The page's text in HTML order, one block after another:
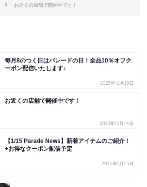
お近くの店舗で開催中です！
毎月8のつく日はパレードの日！全品10％オフク
ーポン配信いたします♪
2023年12月18日
お近くの店舗で開催中です！
2023年12月14日
【1/15 Parade News】新着アイテムのご紹介！
+お得なクーポン配信予定
2025年1月15日